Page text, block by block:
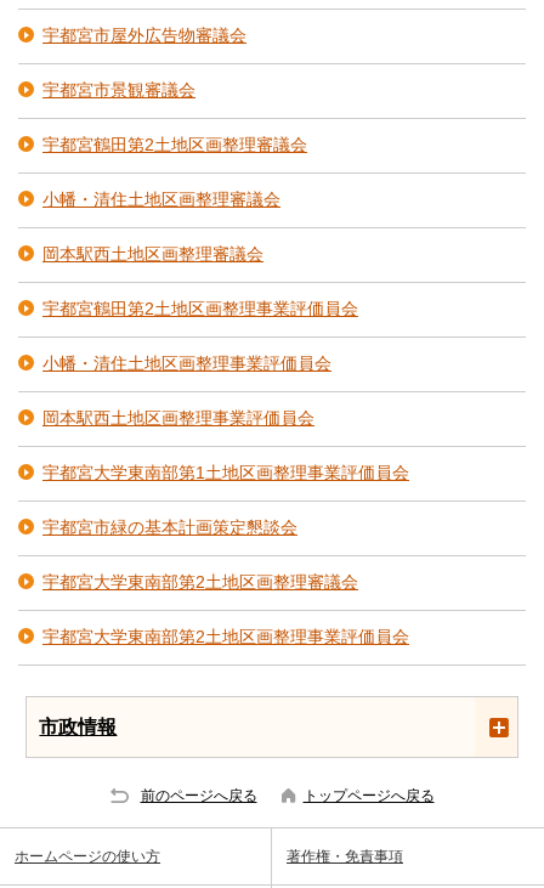
宇都宮市屋外広告物審議会
宇都宮市景観審議会
宇都宮鶴田第2土地区画整理審議会
小幡・清住土地区画整理審議会
岡本駅西土地区画整理審議会
宇都宮鶴田第2土地区画整理事業評価員会
小幡・清住土地区画整理事業評価員会
岡本駅西土地区画整理事業評価員会
宇都宮大学東南部第1土地区画整理事業評価員会
宇都宮市緑の基本計画策定懇談会
宇都宮大学東南部第2土地区画整理審議会
宇都宮大学東南部第2土地区画整理事業評価員会
市政情報
前のページへ戻る トップページへ戻る
ホームページの使い方 著作権・免責事項